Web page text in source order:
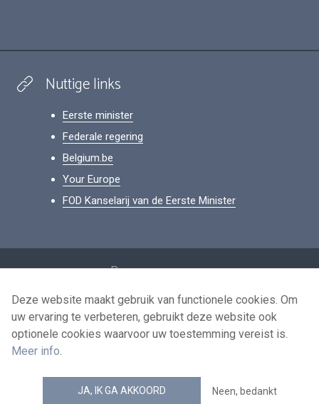
Nuttige links
Eerste minister
Federale regering
Belgium.be
Your Europe
FOD Kanselarij van de Eerste Minister
Persoonsgegevens
Voorwaarden voor het hergebruik
Contacteer ons
news.belgium RSS feed
Deze website maakt gebruik van functionele cookies. Om
uw ervaring te verbeteren, gebruikt deze website ook
optionele cookies waarvoor uw toestemming vereist is.
Meer info.
JA, IK GA AKKOORD Neen, bedankt